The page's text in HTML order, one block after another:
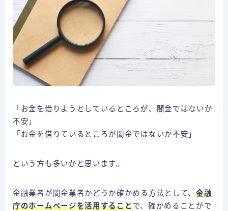
「お金を借りようとしているところが、闇金ではないか
不安」
「お金を借りているところが闇金ではないか不安」
という方も多いかと思います。
金融業者が闇金業者かどうか確かめる方法として、金融
庁のホームページを活用することで、確かめることがで